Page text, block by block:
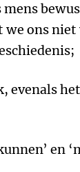
mens
we ons
evenals
en